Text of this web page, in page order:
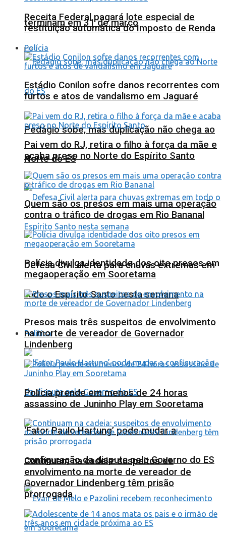
terminam em 31 de março
Pedágio sobe, mas duplicação não chega ao
Norte do ES
Defesa Civil alerta para chuvas extremas em
todo o Espírito Santo nesta semana
Política
‘Fator Paulo Hartung’ pode mudar a
configuração da disputa pelo Governo do ES
Receita Federal pagará lote especial de
restituição automática do Imposto de Renda
Polícia
Estádio Conilon sofre danos recorrentes com
furtos e atos de vandalismo em Jaguaré
Pai vem do RJ, retira o filho à força da mãe e
acaba preso no Norte do Espírito Santo
Quem são os presos em mais uma operação
contra o tráfico de drogas em Rio Bananal
Polícia divulga identidade dos oito presos em
megaoperação em Sooretama
Presos mais três suspeitos de envolvimento
na morte de vereador de Governador
Lindenberg
Polícia prende em menos de 24 horas
assassino de Juninho Play em Sooretama
Continuam na cadeia: suspeitos de
envolvimento na morte de vereador de
Governador Lindenberg têm prisão
prorrogada